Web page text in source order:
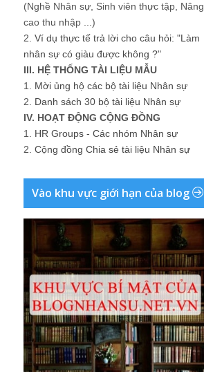
(Nghề Nhân sự, Sinh viên thực tập, Nâng
cao thu nhập ...)
2. Ví dụ thực tế trả lời cho câu hỏi: "Làm
nhân sự có giàu được không ?"
III. HỆ THỐNG TÀI LIỆU MẪU
1. Mời ủng hộ các bộ tài liệu Nhân sự
2. Danh sách 30 bộ tài liệu Nhân sự
IV. HOẠT ĐỘNG CỘNG ĐỒNG
1. HR Groups - Các nhóm Nhân sự
2. Cộng đồng Chia sẻ tài liệu Nhân sự
Vào khu vực giới hạn của blog